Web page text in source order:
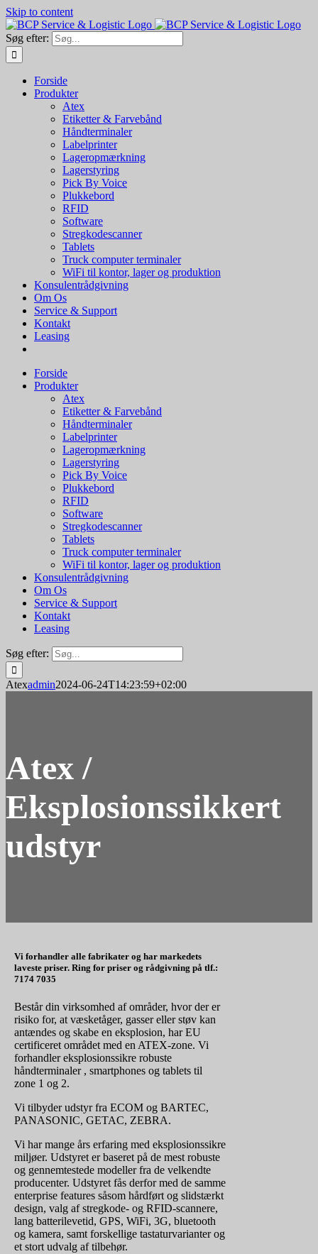
Skip to content
Søg efter:
Forside
Produkter
Atex
Etiketter & Farvebånd
Håndterminaler
Labelprinter
Lageropmærkning
Lagerstyring
Pick By Voice
Plukkebord
RFID
Software
Stregkodescanner
Tablets
Truck computer terminaler
WiFi til kontor, lager og produktion
Konsulentrådgivning
Om Os
Service & Support
Kontakt
Leasing
Forside
Produkter
Atex
Etiketter & Farvebånd
Håndterminaler
Labelprinter
Lageropmærkning
Lagerstyring
Pick By Voice
Plukkebord
RFID
Software
Stregkodescanner
Tablets
Truck computer terminaler
WiFi til kontor, lager og produktion
Konsulentrådgivning
Om Os
Service & Support
Kontakt
Leasing
Søg efter:
Atexadmin2024-06-24T14:23:59+02:00
Atex /
Eksplosionssikkert
udstyr
Vi forhandler alle fabrikater og har markedets
laveste priser. Ring for priser og rådgivning på tlf.:
7174 7035
Består din virksomhed af områder, hvor der er
risiko for, at væsketåger, gasser eller støv kan
antændes og skabe en eksplosion, har EU
certificeret området med en ATEX-zone. Vi
forhandler eksplosionssikre robuste
håndterminaler , smartphones og tablets til
zone 1 og 2.
Vi tilbyder udstyr fra ECOM og BARTEC,
PANASONIC, GETAC, ZEBRA.
Vi har mange års erfaring med eksplosionssikre
miljøer. Udstyret er baseret på de mest robuste
og gennemtestede modeller fra de velkendte
producenter. Udstyret fås derfor med de samme
enterprise features såsom hårdført og slidstærkt
design, valg af stregkode- og RFID-scannere,
lang batterilevetid, GPS, WiFi, 3G, bluetooth
og kamera, samt forskellige tastaturvarianter og
et stort udvalg af tilbehør.